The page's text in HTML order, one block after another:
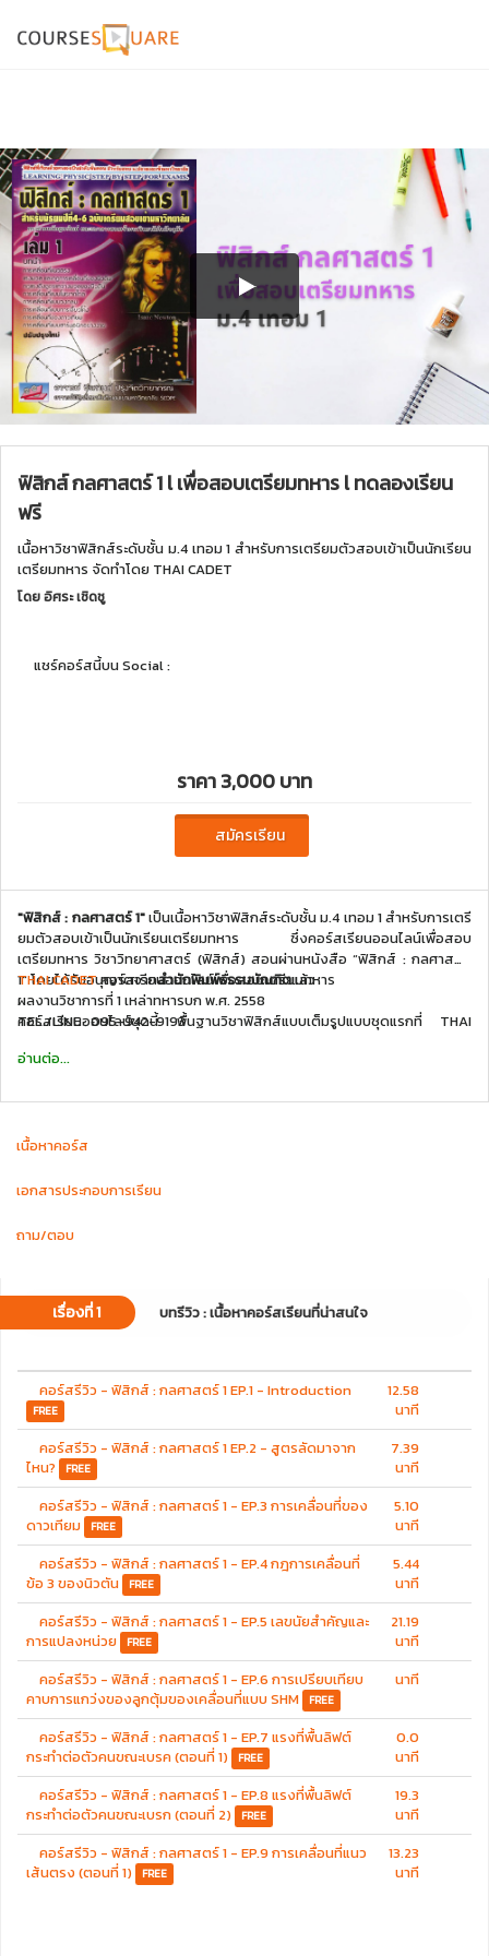
ฟิสิกส์ กลศาสตร์ 1 l เพื่อสอบเตรียมทหาร l ทดลองเรียน
ฟรี
เนื้อหาวิชาฟิสิกส์ระดับชั้น ม.4 เทอม 1 สำหรับการเตรียมตัวสอบเข้าเป็นนักเรียน
เตรียมทหาร จัดทำโดย THAI CADET
โดยอิศระ เชิดชู
แชร์คอร์สนี้บน Social :
ราคา 3,000 บาท
สมัครเรียน
"ฟิสิกส์ : กลศาสตร์ 1"เป็นเนื้อหาวิชาฟิสิกส์ระดับชั้น ม.4 เทอม 1 สำหรับการเตรี
ยมตัวสอบเข้าเป็นนักเรียนเตรียมทหาร ซึ่งคอร์สเรียนออนไลน์เพื่อสอบ
เตรียมทหาร วิชาวิทยาศาสตร์ (ฟิสิกส์) สอนผ่านหนังสือ “ฟิสิกส์ : กลศาสตร์
1" โดยได้รับอนุญาตจากสำนักพิมพ์ธรรมบัณฑิตแล้ว
.
คอร์สเรียนออนไลน์ชุดนี้ พื้นฐานวิชาฟิสิกส์แบบเต็มรูปแบบชุดแรกที่ THAI
เรียน, และการเฉลยในส่วนของแบบทดสอบท้ายบทเรียนแบบละเอียดสุด ๆ เพื่อ
ง่ายไปถึงระดับที่ยากมาก ๆ โดยได้สอดแทรกทั้งแนวคิด ตัวอย่างการอธิบาย
เนื้อหาเรื่องนั้นๆ ได้เป็นอย่างดี
ทั้งนี้ เนื้อหาของคอร์สเรียนออนไลน์ชุดนี้ ประกอบด้วย
บทที่ 1 : บทนำ
บทที่ 2 : การเคลื่อนที่แนวตรง
อัตราเร็วและความเร็ว, ความเร่งเฉลี่ย, เครื่องเคาะสัญญาณเวลา, การแปลความ
หมายกราฟ, การคำนวณกราฟ s-t/ v-t/ และ a-t, การคำนวณการเคลื่อนที่ของ
วัตถุที่เคลื่อนที่แนวราบด้วยความเร่งคงตัว, และการคำนวณการตกของวัตถุ
แบบอิสระ
บทที่ 3 : แรงและกฏการเคลื่อนที่
ซึ่งอธิบายถึง แรง, การหาแรงลัพธ์โดยการ
สร้างรูป, การหาแรงลัพธ์โดยใช้สูตรคำนวณ, การแยกแรง, มวลและน้ำหนักของ
วัตถุ, กฏการเคลื่อนที่ของนิวตัน, กฏแรงดึงดูดระหว่างมวลของนิวตัน, แรง
เสียดทานและสัมประสิทธิ์แรงเสียดทาน, และการประยุกต์กฏการเคลื่อนที่ของนิว
บทที่ 4 : การเคลื่อนที่แบบต่าง ๆซึ่งอธิบายถึง
ตอนที่ 1 : การเคลื่อนที่แบบโพรเจกไทล์
ตอนที่ 2 : การเคลื่อนที่แบบวงกลม
ตอนที่ 3 : การเคลื่อนที่ของดาวเทียม
ตอนที่ 4 : การเลี้ยวโค้ง
ตอนที่ 5 : การเคลื่อนที่แบบฮาร์โมนิคอย่างง่าย (SHM - Simple Harmonic
Motion)
รูปแบบเนื้อหาการสอนในคอร์สเรียนออนไลน์ และเทคนิคการสอนแบบละเอียด
สุด ๆ ของ THAI CADET จะช่วยสร้างความเข้าใจและความพร้อมในการสอบ
เข้าเป็นนักเรียนเตรียมทหารให้กับนักเรียนเตรียมสอบได้อย่างแน่นอน
หมายเหตุ : หากมีปัญหาการใช้งานกรุณาติดต่อผ่านช่องทางด้านล่างได้ตลอด
24 ชั่วโมง
THAI CADETคอร์สเรียนออนไลน์เพื่อสอบเตรียมทหาร
ผลงานวิชาการที่ 1 เหล่าทหารบก พ.ศ. 2558
TEL./LINE : 095-942-9193
www.facebook.com/thaicadet
อ่านต่อ...
เนื้อหาคอร์ส
เอกสารประกอบการเรียน
ถาม/ตอบ
เรื่องที่ 1 บทรีวิว : เนื้อหาคอร์สเรียนที่น่าสนใจ
คอร์สรีวิว - ฟิสิกส์ : กลศาสตร์ 1 EP.1 - Introduction
FREE
12.58
นาที
คอร์สรีวิว - ฟิสิกส์ : กลศาสตร์ 1 EP.2 - สูตรลัดมาจาก
ไหน?
FREE
7.39
นาที
คอร์สรีวิว - ฟิสิกส์ : กลศาสตร์ 1 - EP.3 การเคลื่อนที่ของ
ดาวเทียม FREE
5.10
นาที
คอร์สรีวิว - ฟิสิกส์ : กลศาสตร์ 1 - EP.4 กฎการเคลื่อนที่
ข้อ 3 ของนิวตัน FREE
5.44
นาที
คอร์สรีวิว - ฟิสิกส์ : กลศาสตร์ 1 - EP.5 เลขนัยสำคัญและ
การแปลงหน่วย FREE
21.19
นาที
คอร์สรีวิว - ฟิสิกส์ : กลศาสตร์ 1 - EP.6 การเปรียบเทียบ
คาบการแกว่งของลูกตุ้มของเคลื่อนที่แบบ SHM FREE
นาที
คอร์สรีวิว - ฟิสิกส์ : กลศาสตร์ 1 - EP.7 แรงที่พื้นลิฟต์
กระทำต่อตัวคนขณะเบรค (ตอนที่ 1) FREE
0.0
นาที
คอร์สรีวิว - ฟิสิกส์ : กลศาสตร์ 1 - EP.8 แรงที่พื้นลิฟต์
กระทำต่อตัวคนขณะเบรก (ตอนที่ 2) FREE
19.3
นาที
คอร์สรีวิว - ฟิสิกส์ : กลศาสตร์ 1 - EP.9 การเคลื่อนที่แนว
เส้นตรง (ตอนที่ 1) FREE
13.23
นาที